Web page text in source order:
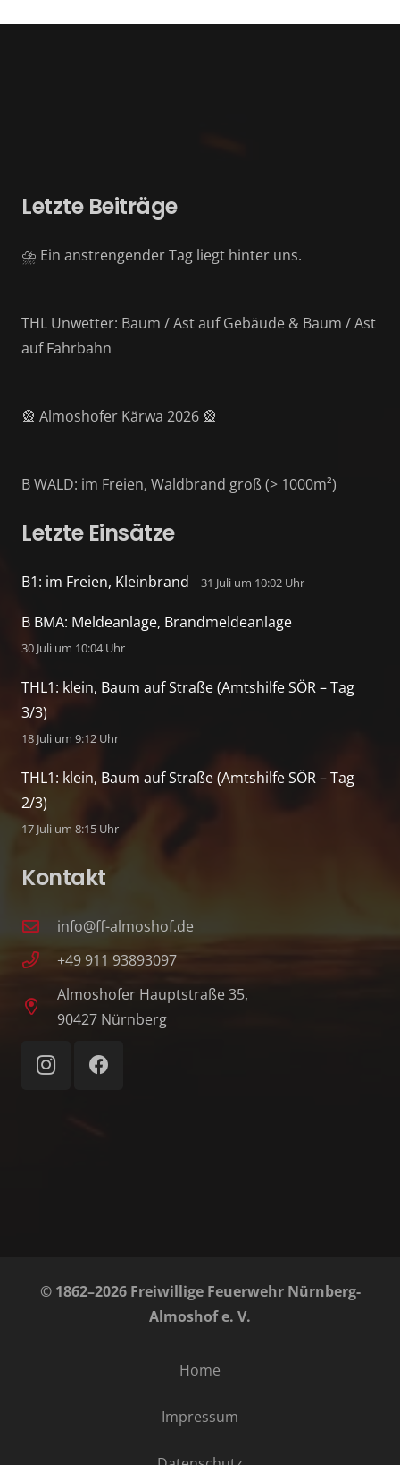
Letzte Beiträge
⛈️ Ein anstrengender Tag liegt hinter uns.
THL Unwetter: Baum / Ast auf Gebäude & Baum / Ast
auf Fahrbahn
🎡 Almoshofer Kärwa 2026 🎡
B WALD: im Freien, Waldbrand groß (> 1000m²)
Letzte Einsätze
B1: im Freien, Kleinbrand 31 Juli um 10:02 Uhr
B BMA: Meldeanlage, Brandmeldeanlage
30 Juli um 10:04 Uhr
THL1: klein, Baum auf Straße (Amtshilfe SÖR – Tag
3/3)
18 Juli um 9:12 Uhr
THL1: klein, Baum auf Straße (Amtshilfe SÖR – Tag
2/3)
17 Juli um 8:15 Uhr
Kontakt
info@ff-almoshof.de
+49 911 93893097
Almoshofer Hauptstraße 35,
90427 Nürnberg
© 1862–2026 Freiwillige Feuerwehr Nürnberg-
Almoshof e. V.
Home
Impressum